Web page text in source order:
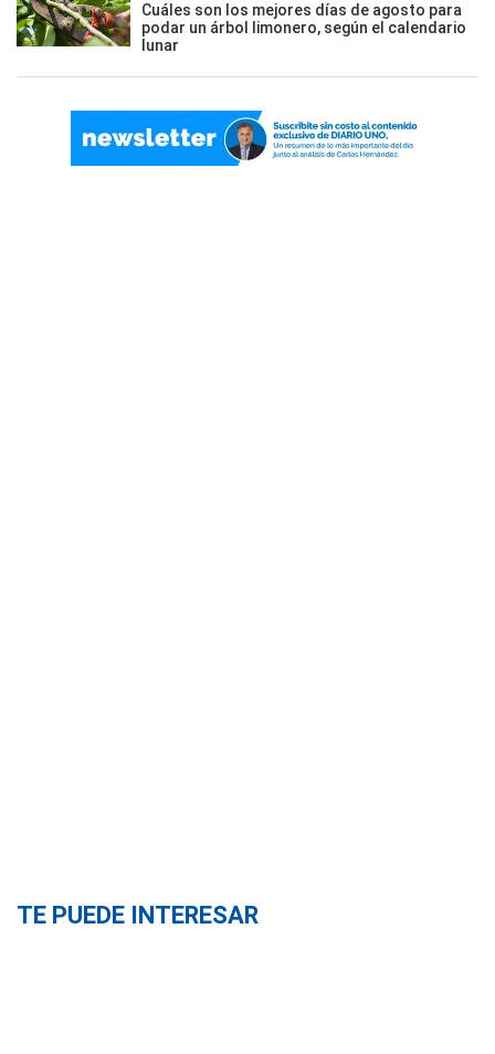
Cuáles son los mejores días de agosto para
podar un árbol limonero, según el calendario
lunar
TE PUEDE INTERESAR